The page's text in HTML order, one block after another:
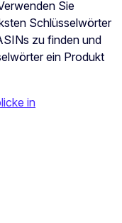
Sie
Schlüsselwörter
zu finden und
ein Produkt
in